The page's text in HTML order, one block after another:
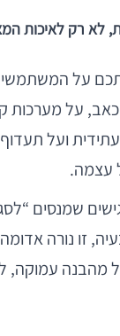
לא רק לאיכות
על
על מערכות
ועל
עצמה.
שמנסים
זו נורה
מהבנה